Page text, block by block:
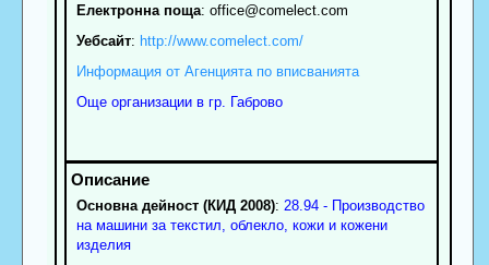
Електронна поща: office@comelect.com
Уебсайт: http://www.comelect.com/
Информация от Агенцията по вписванията
Още организации в гр. Габрово
Основна дейност (КИД 2008): 28.94 - Производство
на машини за текстил, облекло, кожи и кожени
изделия